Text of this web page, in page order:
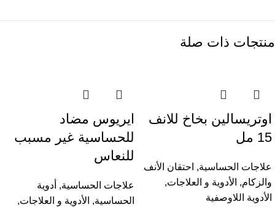
منتجات ذات صلة
اوتريسالين بخاخ للانف
15 مل
علاجات الحساسية, احتقان الأنف
والزكام, الأدوية و العلاجات,
الأدوية اللاوصفية
ايريوس مضاد
للحساسية غير مسبب
للنعاس
علاجات الحساسية, أدوية
الحساسية, الأدوية و العلاجات,